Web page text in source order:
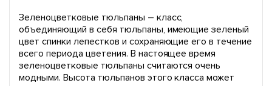
Зеленоцветковые тюльпаны – класс,
объединяющий в себя тюльпаны, имеющие зеленый
цвет спинки лепестков и сохраняющие его в течение
всего периода цветения. В настоящее время
зеленоцветковые тюльпаны считаются очень
модными. Высота тюльпанов этого класса может